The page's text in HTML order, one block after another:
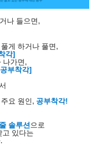
나 들으면,
게 하거나 풀면,
각]
나가면,
공부착각]
요 원인, 공부착각!
솔루션으로
고 있다는
.